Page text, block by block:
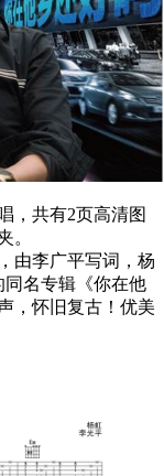
，共有2页高清图
。
由李广平写词，杨
同名专辑《你在他
，怀旧复古！优美